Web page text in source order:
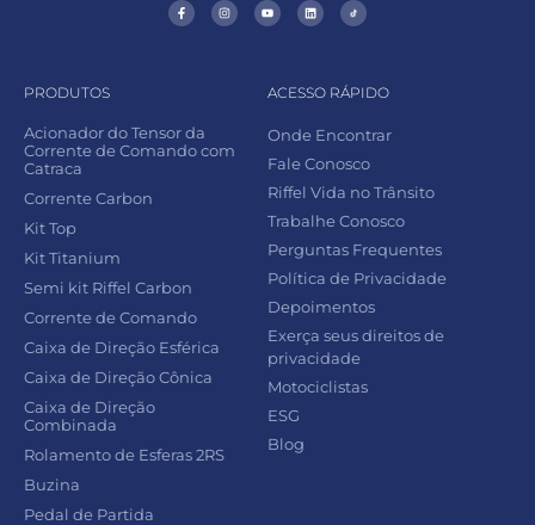
PRODUTOS
Acionador do Tensor da
Corrente de Comando com
Catraca
Corrente Carbon
Kit Top
Kit Titanium
Semi kit Riffel Carbon
Corrente de Comando
Caixa de Direção Esférica
Caixa de Direção Cônica
Caixa de Direção
Combinada
Rolamento de Esferas 2RS
Buzina
Pedal de Partida
ACESSO RÁPIDO
Onde Encontrar
Fale Conosco
Riffel Vida no Trânsito
Trabalhe Conosco
Perguntas Frequentes
Política de Privacidade
Depoimentos
Exerça seus direitos de
privacidade
Motociclistas
ESG
Blog